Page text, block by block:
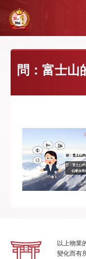
問：富士山
以上物業
變化而有